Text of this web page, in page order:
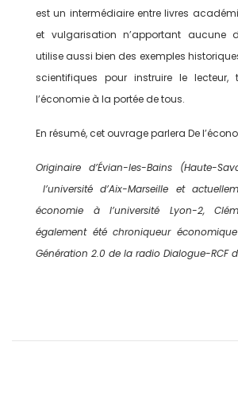
est un intermédiaire entre livres
et vulgarisation n’apportant aucune
utilise aussi bien des exemples
scientifiques pour instruire le
l’économie à la portée de tous.
En résumé, cet ouvrage parlera De
Originaire d’Évian-les-Bains (Haute-
l’université d’Aix-Marseille et
économie à l’université Lyon-2,
également été chroniqueur
Génération 2.0 de la radio Dialogue-RCF